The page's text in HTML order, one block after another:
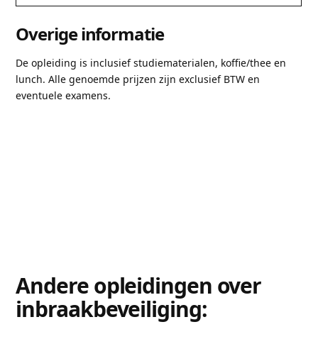
Overige informatie
De opleiding is inclusief studiematerialen, koffie/thee en
lunch. Alle genoemde prijzen zijn exclusief BTW en
eventuele examens.
Andere opleidingen over
inbraakbeveiliging: